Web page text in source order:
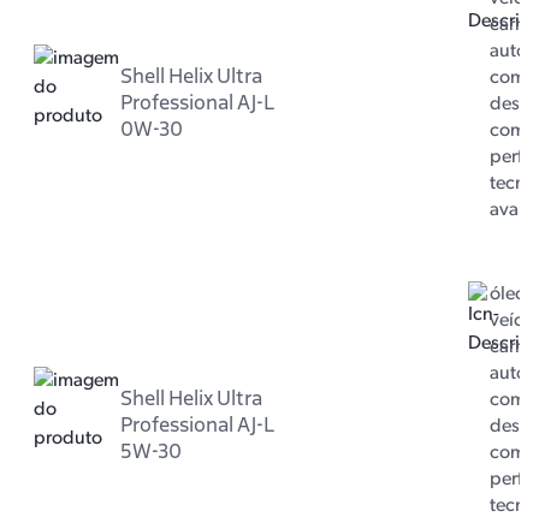
Shell Helix Ultra
Professional AJ-L
0W-30
carro
com
com
Shell Helix Ultra
Professional AJ-L
5W-30
óleo
carro
com
com